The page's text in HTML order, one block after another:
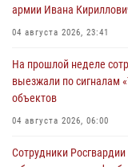
армии Ивана
04 августа 2026, 23:41
На прошлой неделе
выезжали по сигналам
объектов
04 августа 2026, 06:00
Сотрудники